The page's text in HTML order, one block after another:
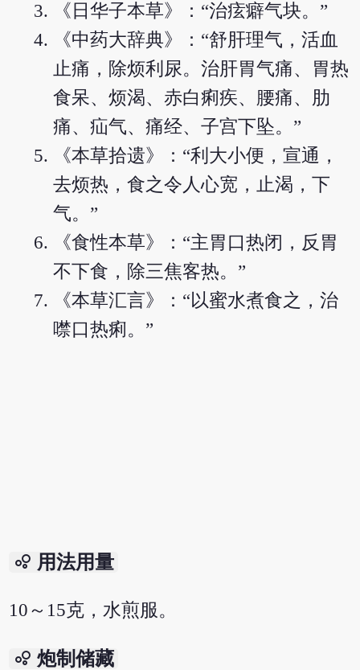
《日华子本草》：“治痃癖气块。”
《中药大辞典》：“舒肝理气，活血
止痛，除烦利尿。治肝胃气痛、胃热
食呆、烦渴、赤白痢疾、腰痛、肋
痛、疝气、痛经、子宫下坠。”
《本草拾遗》：“利大小便，宣通，
去烦热，食之令人心宽，止渴，下
气。”
《食性本草》：“主胃口热闭，反胃
不下食，除三焦客热。”
《本草汇言》：“以蜜水煮食之，治
噤口热痢。”
bubble_chart 用法用量
10～15克，水煎服。
bubble_chart 炮制储藏